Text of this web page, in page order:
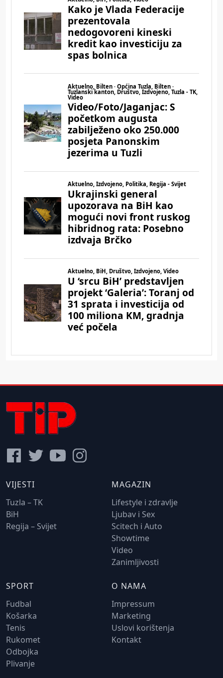
VIJESTI
Tuzla – TK
BiH
Regija – Svijet
MAGAZIN
Lifestyle i zdravlje
Ljubav i Sex
Scitech i Auto
Showtime
Video
Zanimljivosti
SPORT
Fudbal
Košarka
Tenis
Rukomet
Odbojka
Plivanje
O NAMA
Impressum
Marketing
Uslovi korištenja
Kontakt